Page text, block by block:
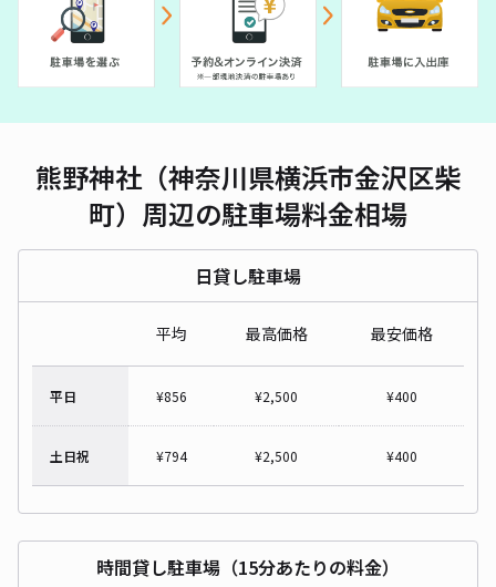
熊野神社（神奈川県横浜市金沢区柴
町）周辺の駐車場料金相場
日貸し駐車場
平均 最高価格 最安価格
平日 ¥856 ¥2,500 ¥400
土日祝 ¥794 ¥2,500 ¥400
時間貸し駐車場（15分あたりの料金）